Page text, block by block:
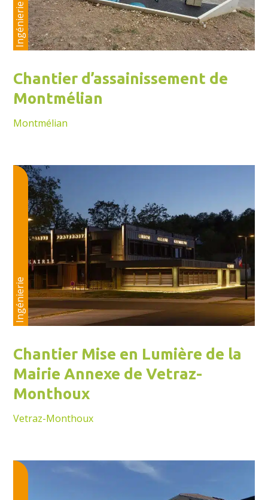
Ingénierie
Chantier d’assainissement de
Montmélian
Montmélian
Ingénierie
Chantier Mise en Lumière de la
Mairie Annexe de Vetraz-
Monthoux
Vetraz-Monthoux